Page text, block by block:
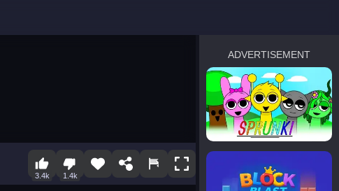
3.4k 1.4k
ADVERTISEMENT
sprunki
Blocky Blast!